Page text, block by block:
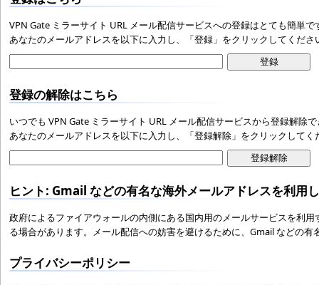
VPN Gate ミラーサイト URL メール配信サービスへの登録はとても簡単で
あなたのメールアドレスを以下に入力し、「登録」をクリックしてくださ
登録の解除はこちら
いつでも VPN Gate ミラーサイト URL メール配信サービスから登録解除
あなたのメールアドレスを以下に入力し、「登録解除」をクリックしてく
ヒント: Gmail などの有名な海外メールアドレスを利用
政府によるファイアウォールの内側にある国内用のメールサービスを利
る場合があります。メール配信への妨害を避けるために、Gmail などの
プライバシーポリシー